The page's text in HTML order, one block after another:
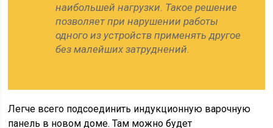
наибольшей нагрузки. Такое решение
позволяет при нарушении работы
одного из устройств применять другое
без малейших затруднений.
Легче всего подсоединить индукционную варочную
панель в новом доме. Там можно будет